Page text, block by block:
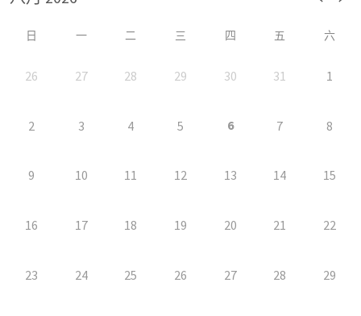
日 一 二 三 四 五 六
26 27 28 29 30 31 1
2 3 4 5 6 7 8
9 10 11 12 13 14 15
16 17 18 19 20 21 22
23 24 25 26 27 28 29